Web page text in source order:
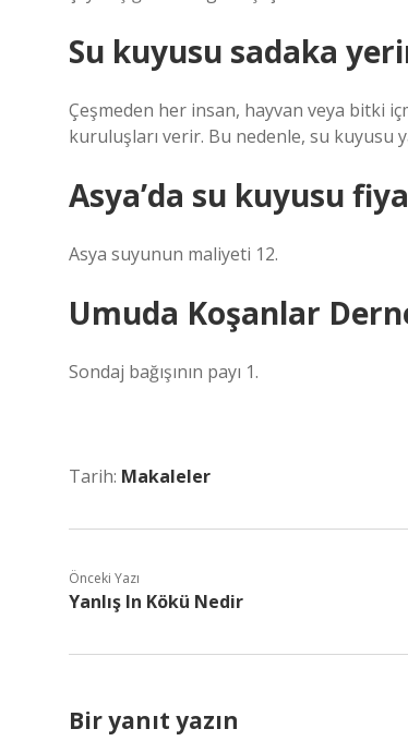
Su kuyusu sadaka
Çeşmeden her insan, hayvan veya bitki
kuruluşları verir. Bu nedenle, su kuyusu
Asya’da su kuyusu
Asya suyunun maliyeti 12.
Umuda Koşanlar
Sondaj bağışının payı 1.
Tarih: Makaleler
Önceki Yazı
Yanlış In Kökü Nedir
Bir yanıt yazın